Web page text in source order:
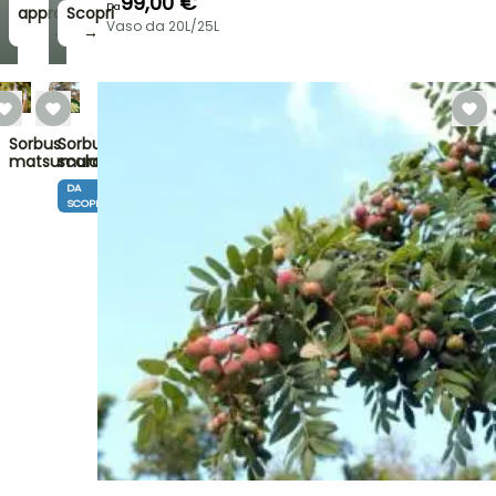
approfitto!
→
Scopri
→
Da
Vaso da 20L/25L
Sorbus
matsumurana
Sorbus
scalaris
DA
SCOPRIRE